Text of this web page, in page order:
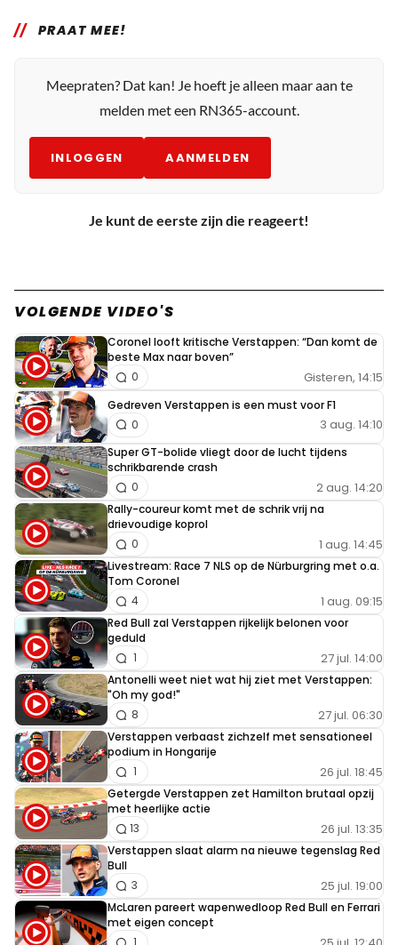
PRAAT MEE!
Meepraten? Dat kan! Je hoeft je alleen maar aan te
melden met een RN365-account.
INLOGGEN AANMELDEN
Je kunt de eerste zijn die reageert!
VOLGENDE VIDEO'S
Coronel looft kritische Verstappen: “Dan komt de
beste Max naar boven”
Gisteren, 14:15
0
Gedreven Verstappen is een must voor F1
3 aug. 14:10
0
Super GT-bolide vliegt door de lucht tijdens
schrikbarende crash
2 aug. 14:20
0
Rally-coureur komt met de schrik vrij na
drievoudige koprol
1 aug. 14:45
0
Livestream: Race 7 NLS op de Nürburgring met o.a.
Tom Coronel
1 aug. 09:15
4
Red Bull zal Verstappen rijkelijk belonen voor
geduld
27 jul. 14:00
1
Antonelli weet niet wat hij ziet met Verstappen:
"Oh my god!"
27 jul. 06:30
8
Verstappen verbaast zichzelf met sensationeel
podium in Hongarije
26 jul. 18:45
1
Getergde Verstappen zet Hamilton brutaal opzij
met heerlijke actie
26 jul. 13:35
13
Verstappen slaat alarm na nieuwe tegenslag Red
Bull
25 jul. 19:00
3
McLaren pareert wapenwedloop Red Bull en Ferrari
met eigen concept